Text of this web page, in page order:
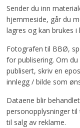
Sender du inn
hjemmeside, går du
lagres og kan brukes
Fotografen til BBØ,
for publisering. Om
publisert, skriv en
innlegg / bilde som
Dataene blir
personopplysninger
til salg av reklame.